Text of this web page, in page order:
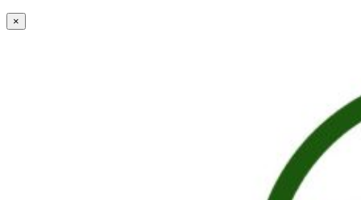
×